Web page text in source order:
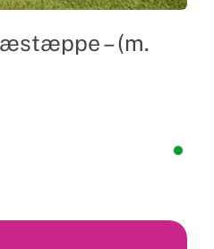
– (m.